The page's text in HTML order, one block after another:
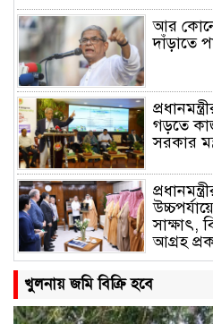
আর কোনো
দাঁড়াতে
গড়তে
সরকার
সাক্ষাৎ,
আগ্রহ
তারেক
আমিন
খুলনায় জমি বিক্রি হবে